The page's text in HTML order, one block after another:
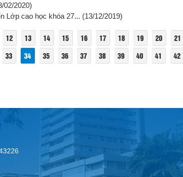
02/2020)
Lớp cao học khóa 27... (13/12/2019)
12 13 14 15 16 17 18 19 20
21
33 34 35 36 37 38 39 40 41
42